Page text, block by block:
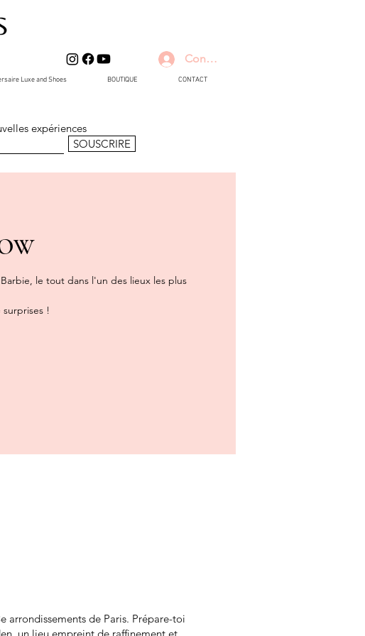
Connexion
Luxe and Shoes BOUTIQUE CONTACT
expériences
SOUSCRIRE
le tout dans l'un des lieux les plus
arrondissements de Paris. Prépare-toi